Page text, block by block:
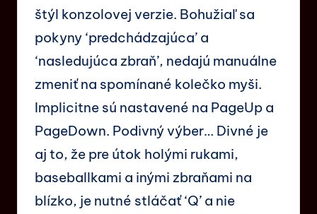
štýl konzolovej verzie. Bohužiaľ sa
pokyny ‘predchádzajúca’ a
‘nasledujúca zbraň’, nedajú manuálne
zmeniť na spomínané kolečko myši.
Implicitne sú nastavené na PageUp a
PageDown. Podivný výber… Divné je
aj to, že pre útok holými rukami,
baseballkami a inými zbraňami na
blízko, je nutné stláčať ‘Q’ a nie